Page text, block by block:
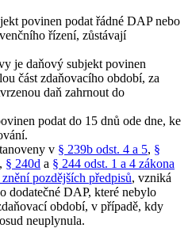
povinen podat řádné DAP nebo
řízení, zůstávají
je daňový subjekt povinen
část zdaňovacího období, za
daň zahrnout do
podat do 15 dnů ode dne, ke
v § 239b odst. 4 a 5, §
, § 240d a § 244 odst. 1 a 4 zákona
pozdějších předpisů, vzniká
dodatečné DAP, které nebylo
období, v případě, kdy
neuplynula.